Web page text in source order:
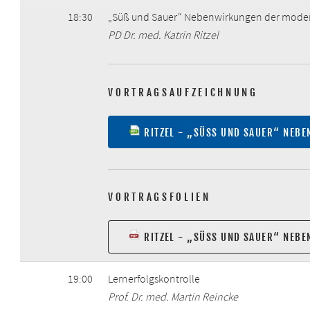
18:30
„Süß und Sauer“ Nebenwirkungen der
PD Dr. med. Katrin Ritzel
VORTRAGSAUFZEICHNUNG
RITZEL - „SÜSS UND SAUER“
VORTRAGSFOLIEN
RITZEL - „SÜSS UND SAUER“
19:00
Lernerfolgskontrolle
Prof. Dr. med. Martin Reincke